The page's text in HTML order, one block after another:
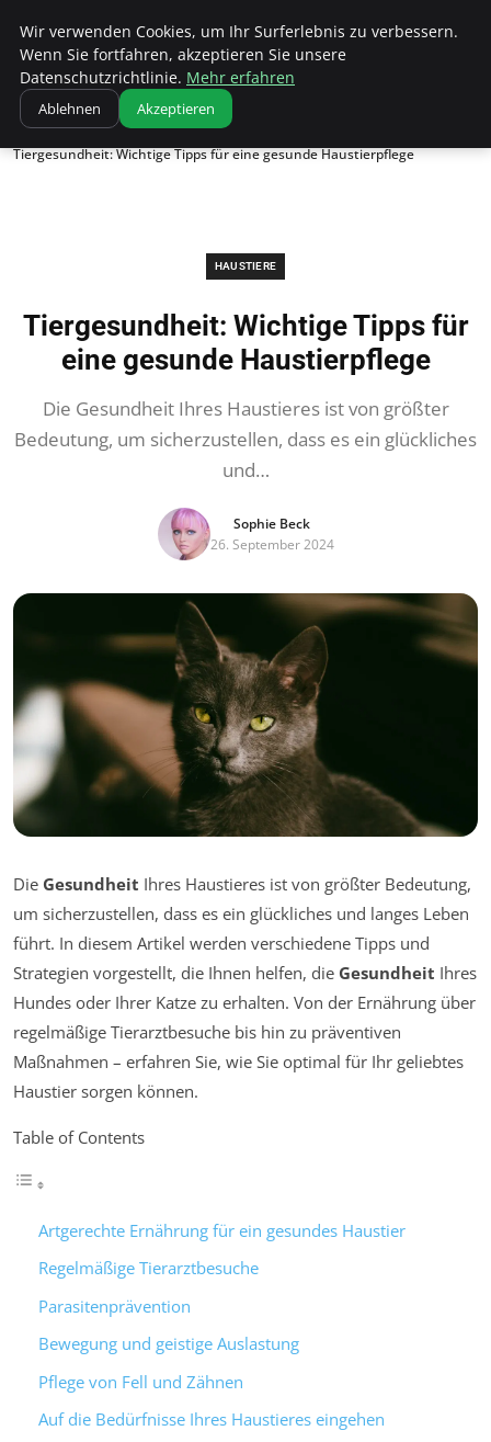
Bistro Grammophon
Startseite
Haustiere
Tiergesundheit: Wichtige Tipps für eine gesunde Haustierpflege
HAUSTIERE
Tiergesundheit: Wichtige Tipps für
eine gesunde Haustierpflege
Die Gesundheit Ihres Haustieres ist von größter
Bedeutung, um sicherzustellen, dass es ein glückliches
und…
Sophie Beck
26. September 2024
Die Gesundheit Ihres Haustieres ist von größter Bedeutung,
um sicherzustellen, dass es ein glückliches und langes Leben
führt. In diesem Artikel werden verschiedene Tipps und
Strategien vorgestellt, die Ihnen helfen, die Gesundheit Ihres
Hundes oder Ihrer Katze zu erhalten. Von der Ernährung über
regelmäßige Tierarztbesuche bis hin zu präventiven
Maßnahmen – erfahren Sie, wie Sie optimal für Ihr geliebtes
Haustier sorgen können.
Table of Contents
Artgerechte Ernährung für ein gesundes Haustier
Regelmäßige Tierarztbesuche
Parasitenprävention
Bewegung und geistige Auslastung
Pflege von Fell und Zähnen
Auf die Bedürfnisse Ihres Haustieres eingehen
Wir verwenden Cookies, um Ihr Surferlebnis zu verbessern.
Wenn Sie fortfahren, akzeptieren Sie unsere
Datenschutzrichtlinie. Mehr erfahren
Ablehnen Akzeptieren